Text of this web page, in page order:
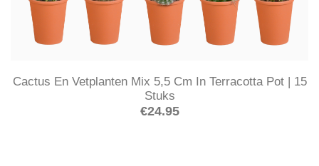
Cactus En Vetplanten Mix 5,5 Cm In Terracotta Pot | 15
Stuks
€24.95